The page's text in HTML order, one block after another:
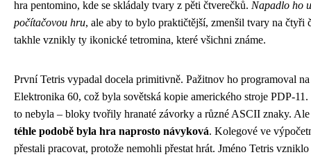
hra pentomino, kde se skládaly tvary z pěti čtverečků. Napadlo ho
počítačovou hru, ale aby to bylo praktičtější, zmenšil tvary na čtyři
takhle vznikly ty ikonické tetromina, které všichni známe.
První Tetris vypadal docela primitivně. Pažitnov ho programoval
Elektronika 60, což byla sovětská kopie amerického stroje PDP-
to nebyla – bloky tvořily hranaté závorky a různé ASCII znaky.
téhle podobě byla hra naprosto návyková. Kolegové ve
přestali pracovat, protože nemohli přestat hrát. Jméno Tetris